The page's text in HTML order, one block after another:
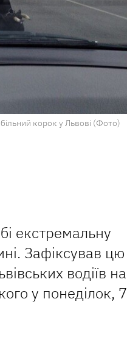
корок у Львові (Фото)
екстремальну
Зафіксував цю
водіїв на
у понеділок, 7